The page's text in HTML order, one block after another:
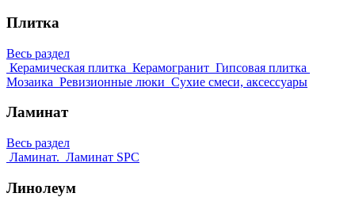
Плитка
Весь раздел
Керамическая плитка Керамогранит Гипсовая плитка
Мозаика Ревизионные люки Сухие смеси, аксессуары
Ламинат
Весь раздел
Ламинат. Ламинат SPC
Линолеум